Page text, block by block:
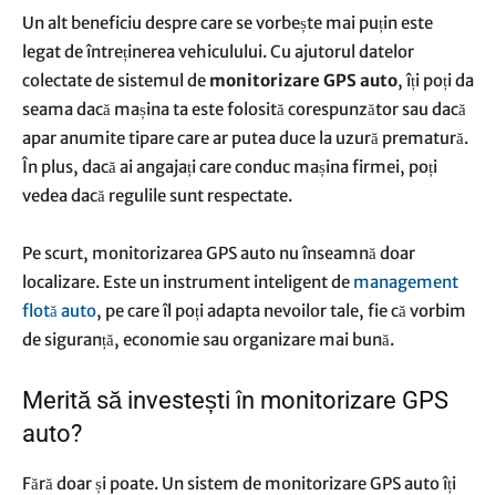
Un alt beneficiu despre care se vorbește mai puțin este
legat de întreținerea vehiculului. Cu ajutorul datelor
colectate de sistemul de monitorizare GPS auto, îți poți da
seama dacă mașina ta este folosită corespunzător sau dacă
apar anumite tipare care ar putea duce la uzură prematură.
În plus, dacă ai angajați care conduc mașina firmei, poți
vedea dacă regulile sunt respectate.
Pe scurt, monitorizarea GPS auto nu înseamnă doar
localizare. Este un instrument inteligent de management
flotă auto, pe care îl poți adapta nevoilor tale, fie că vorbim
de siguranță, economie sau organizare mai bună.
Merită să investești în monitorizare GPS
auto?
Fără doar și poate. Un sistem de monitorizare GPS auto îți